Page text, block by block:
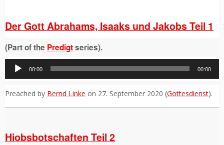
Der Gott Abrahams, Isaaks und Jakobs Teil 1
(Part of the Predigtseries).
Audio-
Player
00:00 00:00
Preached by Bernd Linke on 27. September 2020 (Gottesdienst).
Hiobsbotschaften Teil 2